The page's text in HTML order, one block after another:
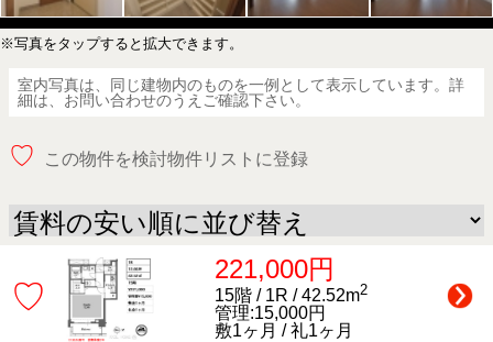
※写真をタップすると拡大できます。
室内写真は、同じ建物内のものを一例として表示しています。詳
細は、お問い合わせのうえご確認下さい。
♡ この物件を検討物件リストに登録
♡
221,000円
15階 / 1R / 42.52m2
管理:15,000円
敷1ヶ月 / 礼1ヶ月